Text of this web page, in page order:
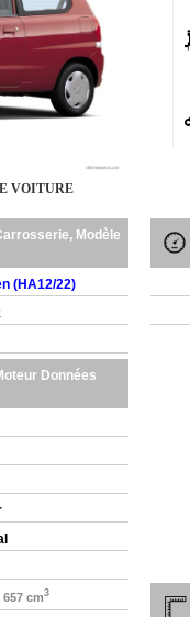
VOITURE
Modèle
(HA12/22)
Données
657 cm3